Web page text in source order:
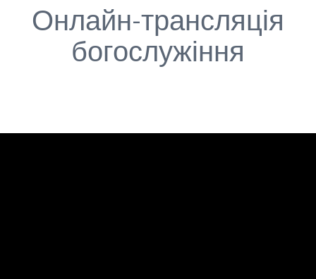
Онлайн-трансляція
богослужіння